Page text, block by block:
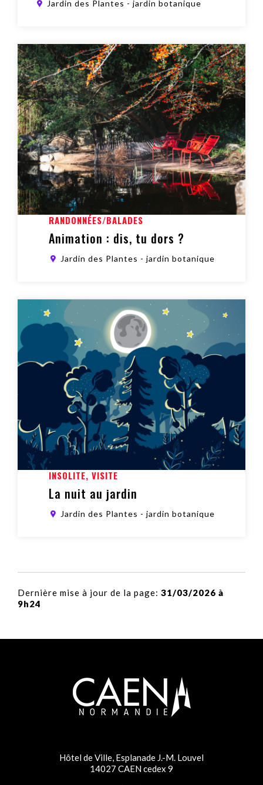
Jardin des Plantes - jardin botanique
RANDONNÉES/BALADES
Animation : dis, tu dors ?
Jardin des Plantes - jardin botanique
Animation : dis, tu dors ?
INSOLITE, VISITE
La nuit au jardin
Jardin des Plantes - jardin botanique
La nuit au jardin
Dernière mise à jour de la page: 31/03/2026 à
9h24
Hôtel de Ville, Esplanade J.-M. Louvel
14027 CAEN cedex 9